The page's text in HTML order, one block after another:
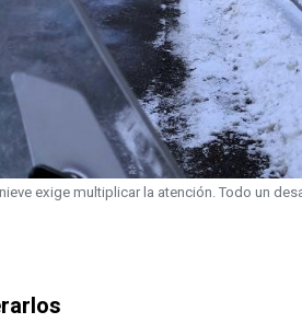
exige multiplicar la atención. Todo un